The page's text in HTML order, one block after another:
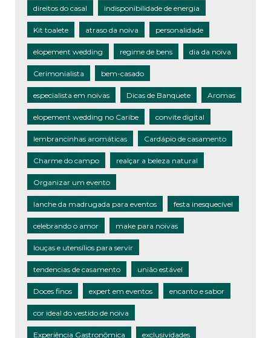
direitos do casal indisponibilidade de energia
Kit toalete atraso da noiva personalidade
elopement wedding regime de bens dia da noiva
Cerimonialista bem-casado
especialista em noivas Dicas de Banquete Aromas
elopement wedding no Caribe convite digital
lembrancinhas aromáticas Cardápio de casamento
Charme do campo realçar a beleza natural
Organizar um evento
lanche da madrugada para eventos festa inesquecível
celebrando o amor make para noivas
louças e utensílios para servir
tendencias de casamento união estável
Doces finos expert em eventos encanto e sabor
cor ideal do vestido de noiva
Experiência Gastronômica exclusividades